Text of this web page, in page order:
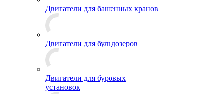
Двигатели для башенных кранов
Двигатели для бульдозеров
Двигатели для буровых
установок